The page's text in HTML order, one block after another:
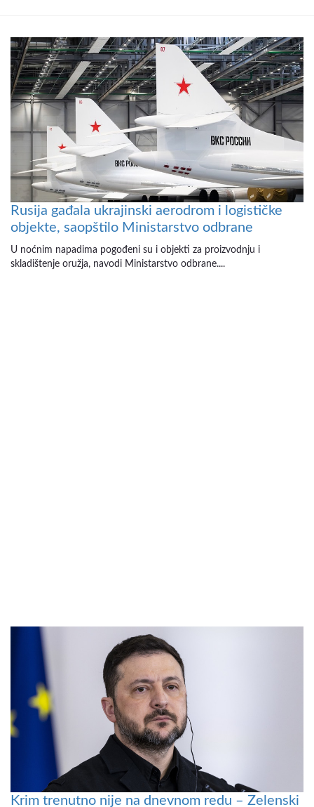
Rusija gađala ukrajinski aerodrom i logističke
objekte, saopštilo Ministarstvo odbrane
U noćnim napadima pogođeni su i objekti za proizvodnju i
skladištenje oružja, navodi Ministarstvo odbrane....
Krim trenutno nije na dnevnom redu – Zelenski